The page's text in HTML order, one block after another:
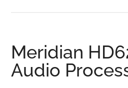
Meridian
Audio